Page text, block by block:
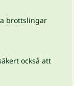
brottslingar
också att